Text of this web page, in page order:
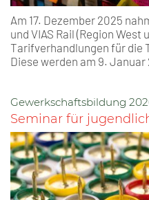
Am 17. Dezember 2025
und VIAS Rail (Region West
Tarifverhandlungen für die
Diese werden am 9.
Gewerkschaftsbildung
Seminar für